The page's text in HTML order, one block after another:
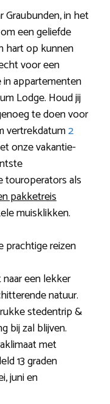
Graubunden, in het
een geliefde
hart op kunnen
voor een
appartementen
Lodge. Houd jij
te doen voor
vertrekdatum2
onze vakantie-
touroperators als
pakketreis
muisklikken.
prachtige reizen
een lekker
natuur.
stedentrip &
bij zal blijven.
met
13 graden
juni en